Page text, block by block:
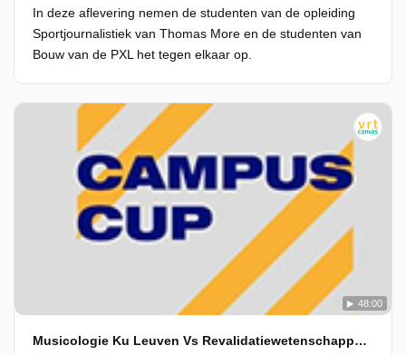
In deze aflevering nemen de studenten van de opleiding
Sportjournalistiek van Thomas More en de studenten van
Bouw van de PXL het tegen elkaar op.
48:00
Musicologie Ku Leuven Vs Revalidatiewetenschappen En Kine Ugent